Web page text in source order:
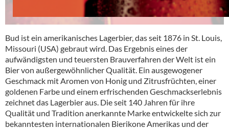
Bud ist ein amerikanisches Lagerbier, das seit 1876 in St. Louis,
Missouri (USA) gebraut wird. Das Ergebnis eines der
aufwändigsten und teuersten Brauverfahren der Welt ist ein
Bier von außergewöhnlicher Qualität. Ein ausgewogener
Geschmack mit Aromen von Honig und Zitrusfrüchten, einer
goldenen Farbe und einem erfrischenden Geschmackserlebnis
zeichnet das Lagerbier aus. Die seit 140 Jahren für ihre
Qualität und Tradition anerkannte Marke entwickelte sich zur
bekanntesten internationalen Bierikone Amerikas und der